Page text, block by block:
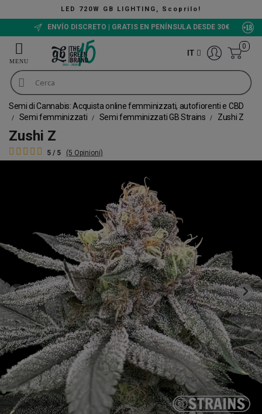
The Green
ENVÍO DISCRETO | GRATIS EN PENÍNSULA DESDE 30€
IT
0
Semi di Cannabis: Acquista online femminizzati, autofiorenti e CBD
Semi femminizzati
Semi femminizzati GB Strains Zushi Z
Zushi Z
5 / 5 (5 Opinioni)